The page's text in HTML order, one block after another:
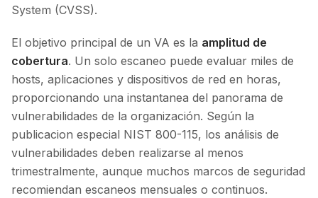
System (CVSS).
El objetivo principal de un VA es la amplitud de
cobertura. Un solo escaneo puede evaluar miles de
hosts, aplicaciones y dispositivos de red en horas,
proporcionando una instantanea del panorama de
vulnerabilidades de la organización. Según la
publicacion especial NIST 800-115, los análisis de
vulnerabilidades deben realizarse al menos
trimestralmente, aunque muchos marcos de seguridad
recomiendan escaneos mensuales o continuos.